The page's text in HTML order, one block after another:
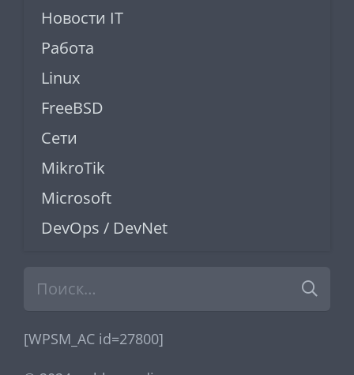
Новости IT
Работа
Linux
FreeBSD
Сети
MikroTik
Microsoft
DevOps / DevNet
[WPSM_AC id=27800]